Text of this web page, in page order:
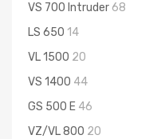
VS 700 Intruder 68
LS 650 14
VL 1500 20
VS 1400 44
GS 500 E 46
VZ/VL 800 20